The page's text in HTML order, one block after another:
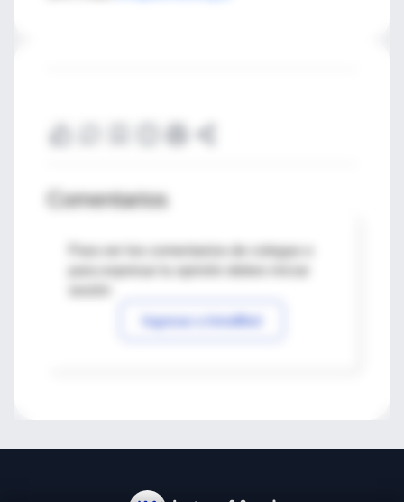
Comentarios
Para ver los comentarios de colegas o
Ingresar a IntraMed